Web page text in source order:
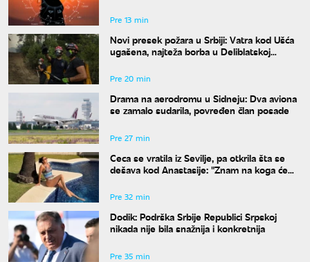
Pre 13 min
Novi presek požara u Srbiji: Vatra kod Ušća
ugašena, najteža borba u Deliblatskoj
Pre 20 min
Drama na aerodromu u Sidneju: Dva aviona
se zamalo sudarila, povređen član posade
Pre 27 min
Ceca se vratila iz Sevilje, pa otkrila šta se
dešava kod Anastasije: "Znam na koga će
Pre 32 min
Dodik: Podrška Srbije Republici Srpskoj
nikada nije bila snažnija i konkretnija
Pre 35 min